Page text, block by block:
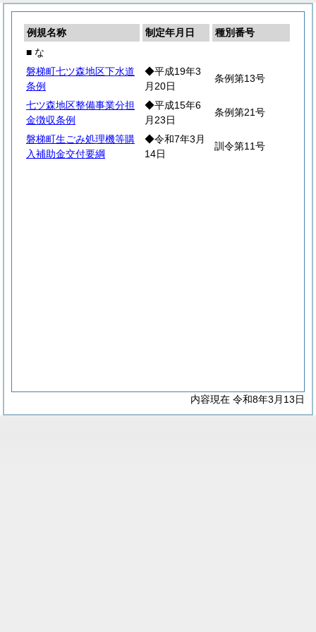
例規名称 制定年月日
種別番号
■ な
磐梯町七ツ森地区下水道
条例
◆平成19年3
月20日
条例第13号
七ツ森地区整備事業分担
金徴収条例
◆平成15年6
月23日
条例第21号
磐梯町生ごみ処理機等購
入補助金交付要綱
◆令和7年3月
14日
訓令第11号
内容現在 令和8年3月13日